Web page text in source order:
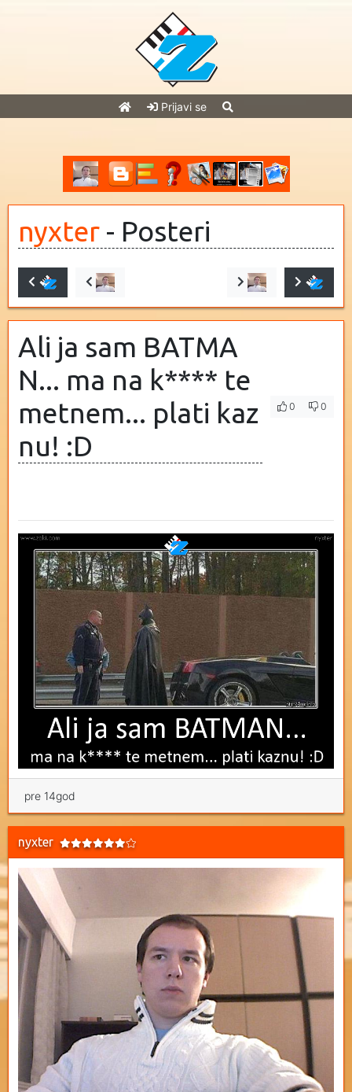
Prijavi se
nyxter - Posteri
Ali ja sam BATMA
N... ma na k**** te
metnem... plati kaz
nu! :D
0 0
pre 14god
nyxter